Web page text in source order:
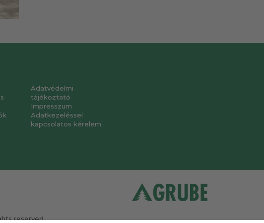
Adatvédelmi
tájékoztató
Impresszum
Adatkezeléssel
kapcsolatos kérelem
reserved.